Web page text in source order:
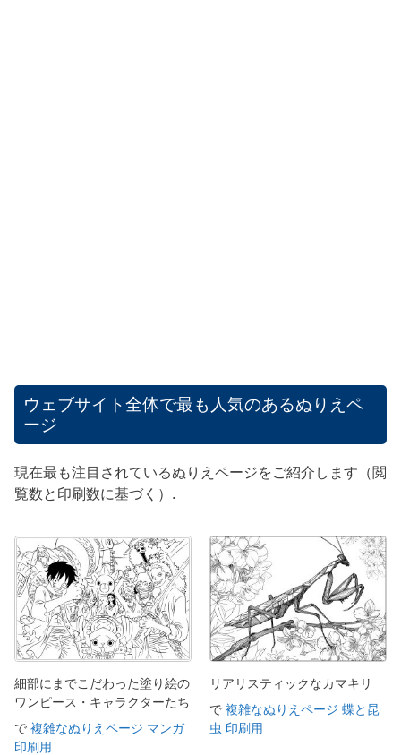
ウェブサイト全体で最も人気のあるぬりえペ
ージ
現在最も注目されているぬりえページをご紹介します（閲
覧数と印刷数に基づく）.
細部にまでこだわった塗り絵の
ワンピース・キャラクターたち
で 複雑なぬりえページ マンガ
印刷用
リアリスティックなカマキリ
で 複雑なぬりえページ 蝶と昆
虫 印刷用